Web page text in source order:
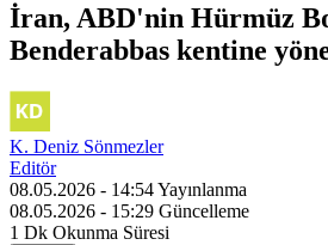
İran, ABD'nin Hürmüz
Benderabbas kentine
K. Deniz Sönmezler
Editör
08.05.2026 - 14:54Yayınlanma
08.05.2026 - 15:29 Güncelleme
1 Dk Okunma Süresi